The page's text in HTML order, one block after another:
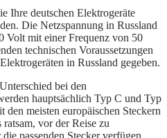
Ihre deutschen Elektrogeräte
Die Netzspannung in Russland
Volt mit einer Frequenz von 50
technischen Voraussetzungen
in Russland gegeben.
bei den
hauptsächlich Typ C und Typ
den meisten europäischen Steckern
vor der Reise zu